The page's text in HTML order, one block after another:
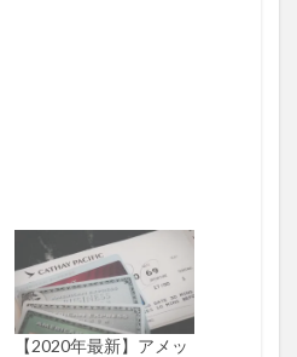
【2020年最新】アメッ